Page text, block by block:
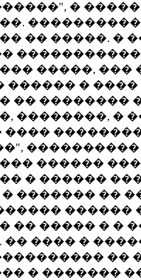
�
�� �����. �
�����, ���
������ �
�� ��������
��������, �
����
������
� ������
������� ��
������
�� ����� � �
�� ���� �
��
� �������